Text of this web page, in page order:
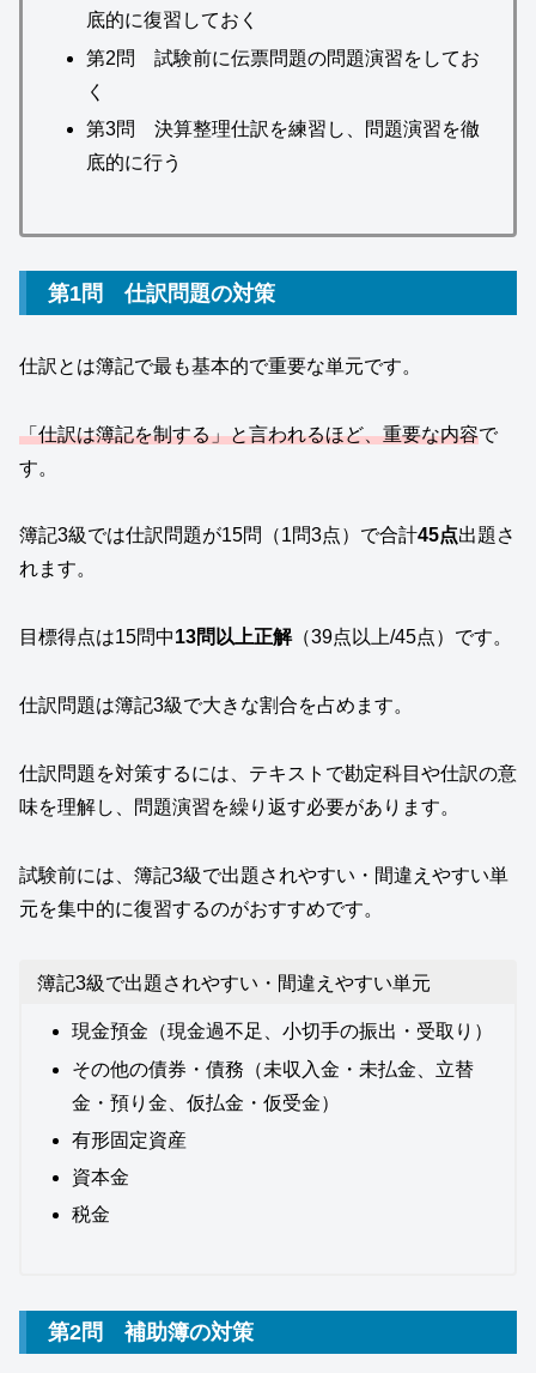
底的に復習しておく
第2問 試験前に伝票問題の問題演習をしてお
く
第3問 決算整理仕訳を練習し、問題演習を徹
底的に行う
第1問 仕訳問題の対策
仕訳とは簿記で最も基本的で重要な単元です。
「仕訳は簿記を制する」と言われるほど、重要な内容で
す。
簿記3級では仕訳問題が15問（1問3点）で合計45点出題さ
れます。
目標得点は15問中13問以上正解（39点以上/45点）です。
仕訳問題は簿記3級で大きな割合を占めます。
仕訳問題を対策するには、テキストで勘定科目や仕訳の意
味を理解し、問題演習を繰り返す必要があります。
試験前には、簿記3級で出題されやすい・間違えやすい単
元を集中的に復習するのがおすすめです。
簿記3級で出題されやすい・間違えやすい単元
現金預金（現金過不足、小切手の振出・受取り）
その他の債券・債務（未収入金・未払金、立替
金・預り金、仮払金・仮受金）
有形固定資産
資本金
税金
第2問 補助簿の対策